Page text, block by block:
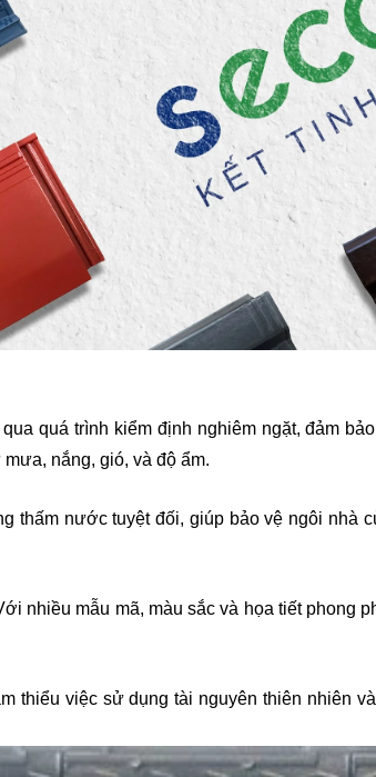
quá trình kiểm định nghiêm ngặt, đảm
nắng, gió, và độ ẩm.
thấm nước tuyệt đối, giúp bảo vệ ngôi nhà
nhiều mẫu mã, màu sắc và họa tiết phong
thiểu việc sử dụng tài nguyên thiên nhiên